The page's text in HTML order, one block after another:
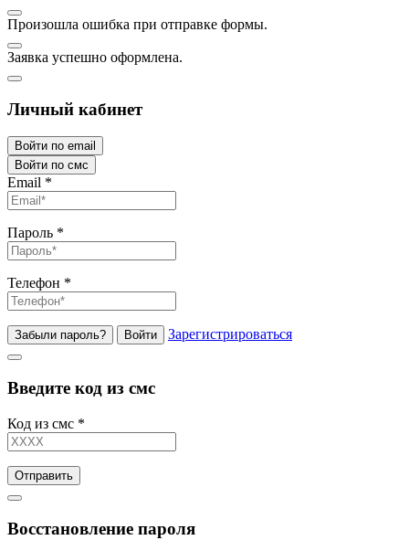
Произошла ошибка при отправке формы.
Заявка успешно оформлена.
Личный кабинет
Войти по email
Войти по смс
Email *
Пароль *
Телефон *
Забыли пароль? Войти Зарегистрироваться
Введите код из смс
Код из смс *
Отправить
Восстановление пароля